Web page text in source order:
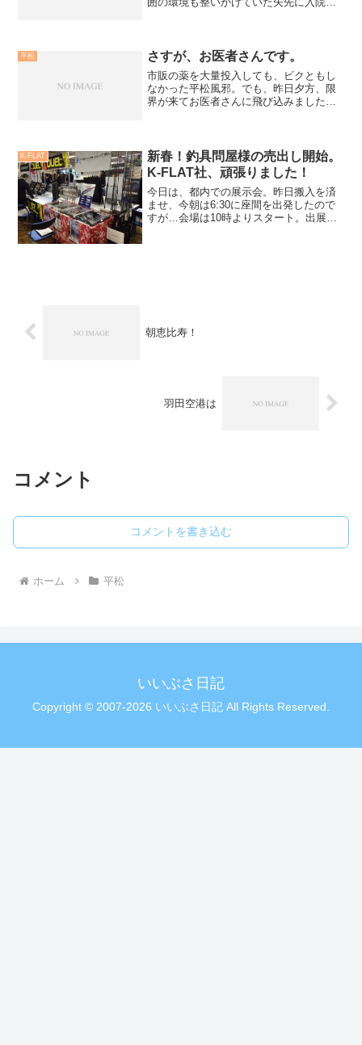
た気がする。一昨...
平松 さすが、お医者さんです。
市販の薬を大量投入しても、ビクともし
なかった平松風邪。でも、昨日夕方、限
界が来てお医者さんに飛び込みました。
一週間分薬出しておきます...
K-FLAT
新春！釣具問屋様の売出し開始。
K-FLAT社、頑張りました！
今日は、都内での展示会。昨日搬入を済
ませ、今朝は6:30に座間を出発したので
すが…会場は10時よりスタート。出展メ
朝恵比寿！
羽田空港は
コメント
コメントを書き込む
ホーム 平松
いいぶさ日記
Copyright © 2007-2026 いいぶさ日記 All Rights Reserved.